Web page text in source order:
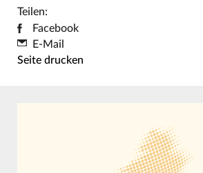
Teilen:
Facebook
E-Mail
Seite drucken